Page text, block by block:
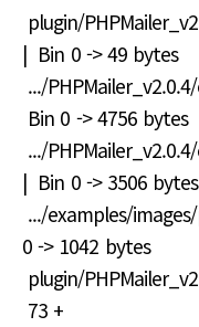
plugin/
| Bin 0 -> 49 bytes
.../
Bin 0 -> 4756 bytes
.../
| Bin 0 -> 3506 bytes
.../examples/
0 -> 1042 bytes
plugin/
73 +